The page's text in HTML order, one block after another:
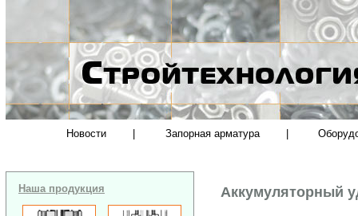
Новости Запорная арматура
Наша продукция Аккумуляторный